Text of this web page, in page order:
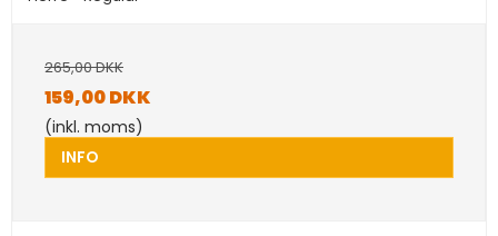
265,00 DKK
159,00 DKK
(inkl. moms)
INFO